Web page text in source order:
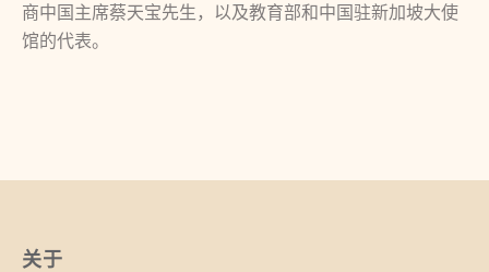
商中国主席蔡天宝先生，以及教育部和中国驻新加坡大使
馆的代表。
关于